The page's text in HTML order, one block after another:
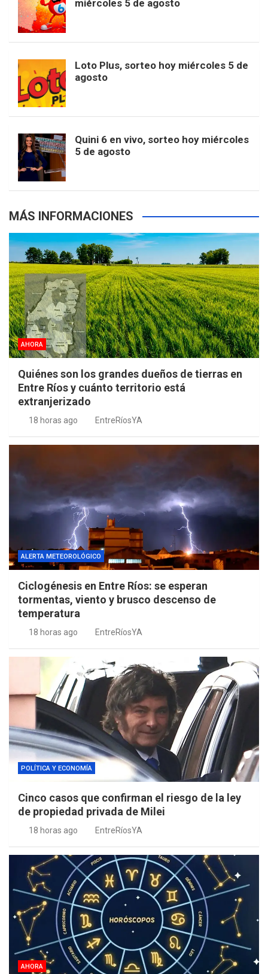
o
k
t
e
r
b
miércoles 5 de agosto
Loto Plus, sorteo hoy miércoles 5 de
agosto
Quini 6 en vivo, sorteo hoy miércoles
5 de agosto
MÁS INFORMACIONES
AHORA
Quiénes son los grandes dueños de tierras en
Entre Ríos y cuánto territorio está
extranjerizado
18 horas ago EntreRíosYA
ALERTA METEOROLÓGICO
Ciclogénesis en Entre Ríos: se esperan
tormentas, viento y brusco descenso de
temperatura
18 horas ago EntreRíosYA
POLÍTICA Y ECONOMÍA
Cinco casos que confirman el riesgo de la ley
de propiedad privada de Milei
18 horas ago EntreRíosYA
AHORA